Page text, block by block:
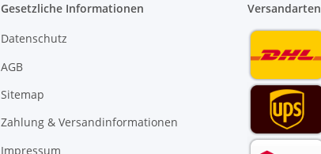
Gesetzliche Informationen
Datenschutz
AGB
Sitemap
Zahlung & Versandinformationen
Impressum
Versandarten